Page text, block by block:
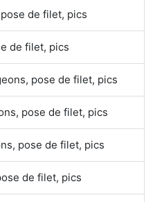
de filet, pics
de filet, pics
pose de filet, pics
pose de filet, pics
pose de filet, pics
de filet, pics